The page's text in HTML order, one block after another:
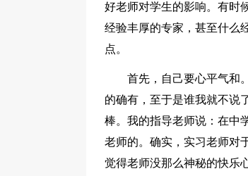
好老师对学生的影响。有时
经验丰厚的专家，甚至什么
点。
首先，自己要心平气和
的确有，至于是谁我就不说
棒。我的指导老师说：在中
老师的。确实，实习老师对
觉得老师没那么神秘的快乐